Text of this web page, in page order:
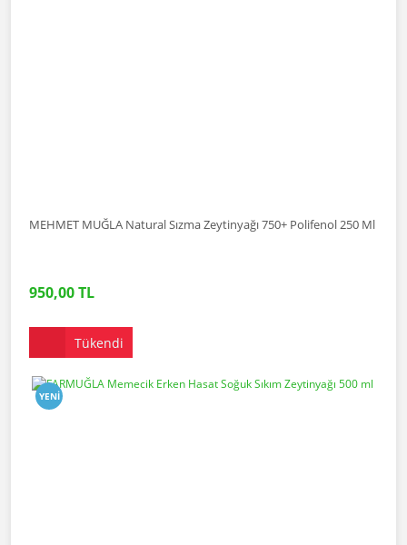
MEHMET MUĞLA Natural Sızma Zeytinyağı 750+ Polifenol 250 Ml
950,00 TL
Tükendi
YENI